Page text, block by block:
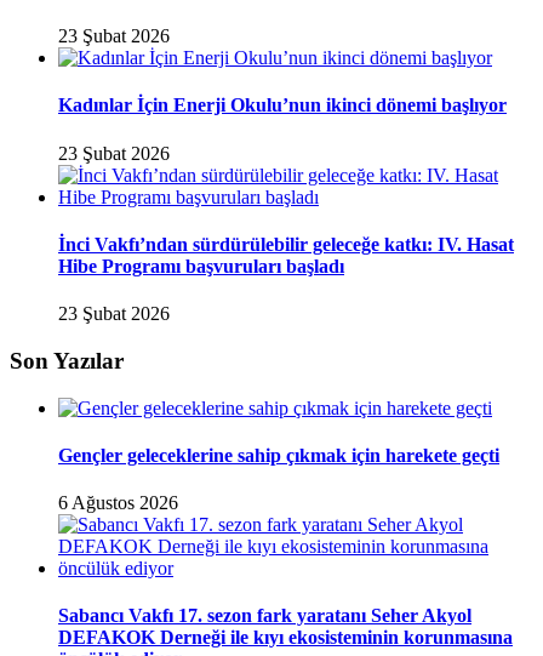
23 Şubat 2026
Kadınlar İçin Enerji Okulu’nun ikinci dönemi başlıyor
23 Şubat 2026
İnci Vakfı’ndan sürdürülebilir geleceğe katkı: IV. Hasat
Hibe Programı başvuruları başladı
23 Şubat 2026
Son Yazılar
Gençler geleceklerine sahip çıkmak için harekete geçti
6 Ağustos 2026
Sabancı Vakfı 17. sezon fark yaratanı Seher Akyol
DEFAKOK Derneği ile kıyı ekosisteminin korunmasına